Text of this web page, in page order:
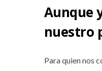
Aunque
nuestro
Para quien nos